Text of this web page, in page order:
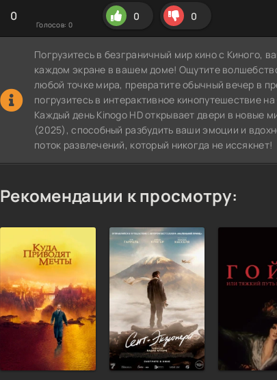
0
Голосов: 0
0 0
Погрузитесь в безграничный мир кино с Киного,
каждом экране в вашем доме! Ощутите
любой точке мира, превратите обычный вечер в
погрузитесь в интерактивное кинопутешествие
Каждый день Kinogo HD открывает двери в новые
(2025), способный разбудить ваши эмоции и
поток развлечений, который никогда не иссякнет!
Рекомендации к просмотру: